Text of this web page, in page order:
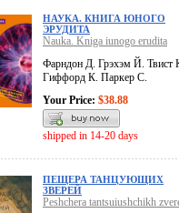
НАУКА. КНИГА ЮНОГО
ЭРУДИТА
Nauka. Kniga iunogo erudita
Фарндон Д. Грэхэм Й. Твист
Гиффорд К. Паркер С.
Your Price: $38.88
shipped in 14-20 days
ПЕЩЕРА ТАНЦУЮЩИХ
ЗВЕРЕЙ
Peshchera tantsuiushchikh